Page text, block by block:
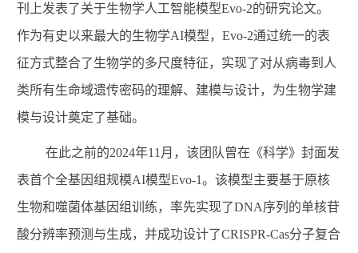
刊上发表了关于生物学人工智能模型Evo-2的研究论文。
作为有史以来最大的生物学AI模型， Evo-2通过统一的表
征方式整合了生物学的多尺度特征，实现了对从病毒到人
类所有生命域遗传密码的理解、建模与设计，为生物学建
模与设计奠定了基础。
在此之前的2024年11 月，该团队曾在《科学》封面发
表首个全基因组规模AI模型Evo-1。该模型主要基于原核
生物和噬菌体基因组训练，率先实现了DNA序列的单核苷
酸分辨率预测与生成，并成功设计了CRISPR-Cas分子复合